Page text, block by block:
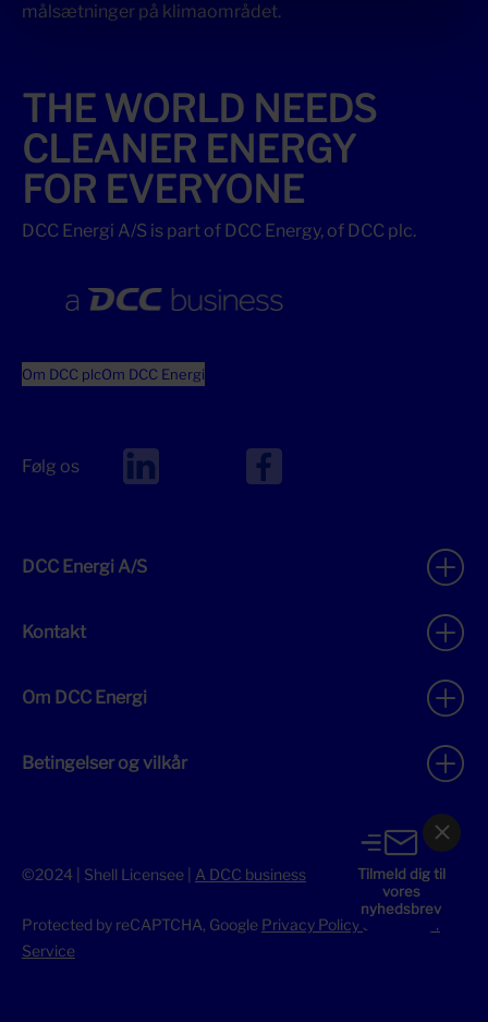
målsætninger på klimaområdet.
THE WORLD NEEDS
CLEANER ENERGY
FOR EVERYONE
DCC Energi A/S is part of DCC Energy, of DCC plc.
Om DCC plcOm DCC Energi
Følg os
DCC Energi A/S
Kontakt
Om DCC Energi
Betingelser og vilkår
©2024 | Shell Licensee | A DCC business
Protected by reCAPTCHA, Google Privacy Policy &
Terms of
Service
Tilmeld dig til
vores
nyhedsbrev